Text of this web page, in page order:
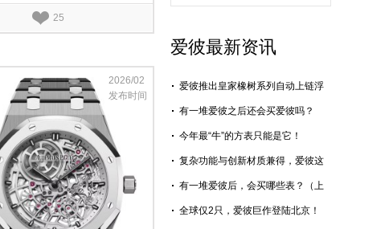
25
2026/02
发布时间
爱彼最新资讯
爱彼推出皇家橡树系列自动上链浮
表
有一堆爱彼之后还会买爱彼吗？
今年最“牛”的方表只能是它！
复杂功能与创新材质兼得，爱彼这
有一堆爱彼后，会买哪些表？（上
全球仅2只，爱彼巨作登陆北京！